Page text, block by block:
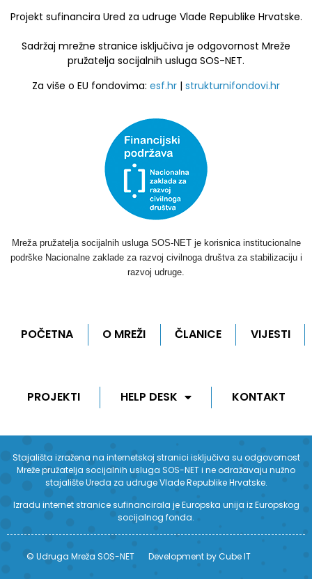
Projekt sufinancira Ured za udruge Vlade Republike Hrvatske.
Sadržaj mrežne stranice isključiva je odgovornost Mreže
pružatelja socijalnih usluga SOS-NET.
Za više o EU fondovima: esf.hr | strukturnifondovi.hr
Mreža pružatelja socijalnih usluga SOS-NET je korisnica institucionalne
podrške Nacionalne zaklade za razvoj civilnoga društva za stabilizaciju i
razvoj udruge.
POČETNA O MREŽI ČLANICE VIJESTI
PROJEKTI HELP DESK KONTAKT
Stajališta izražena na internetskoj stranici isključiva su odgovornost
Mreže pružatelja socijalnih usluga SOS-NET i ne odražavaju nužno
stajalište Ureda za udruge Vlade Republike Hrvatske.
Izradu internet stranice sufinancirala je Europska unija iz Europskog
socijalnog fonda.
© Udruga Mreža SOS-NET Development by Cube IT